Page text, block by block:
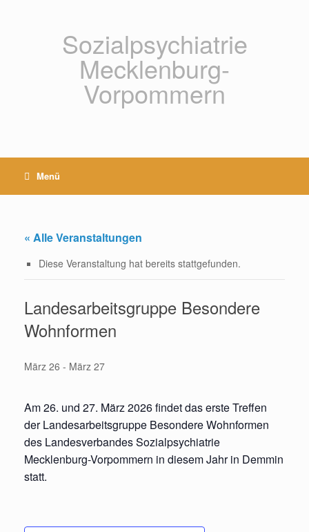
Sozialpsychiatrie
Mecklenburg-
Vorpommern
Menü
« Alle Veranstaltungen
Diese Veranstaltung hat bereits stattgefunden.
Landesarbeitsgruppe Besondere
Wohnformen
März 26 - März 27
Am 26. und 27. März 2026 findet das erste Treffen
der Landesarbeitsgruppe Besondere Wohnformen
des Landesverbandes Sozialpsychiatrie
Mecklenburg-Vorpommern in diesem Jahr in Demmin
statt.